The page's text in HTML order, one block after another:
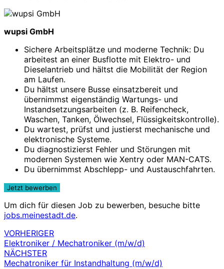
Bergisch
Gladbach
wupsi GmbH
Sichere Arbeitsplätze und moderne Technik: Du
arbeitest an einer Busflotte mit Elektro- und
Dieselantrieb und hältst die Mobilität der Region
am Laufen.
Du hältst unsere Busse einsatzbereit und
übernimmst eigenständig Wartungs- und
Instandsetzungsarbeiten (z. B. Reifencheck,
Waschen, Tanken, Ölwechsel, Flüssigkeitskontrolle).
Du wartest, prüfst und justierst mechanische und
elektronische Systeme.
Du diagnostizierst Fehler und Störungen mit
modernen Systemen wie Xentry oder MAN-CATS.
Du übernimmst Abschlepp- und Austauschfahrten.
Um dich für diesen Job zu bewerben, besuche bitte
jobs.meinestadt.de.
Beitragsnavigation
VORHERIGER
Elektroniker / Mechatroniker (m/w/d)
NÄCHSTER
Mechatroniker für Instandhaltung (m/w/d)